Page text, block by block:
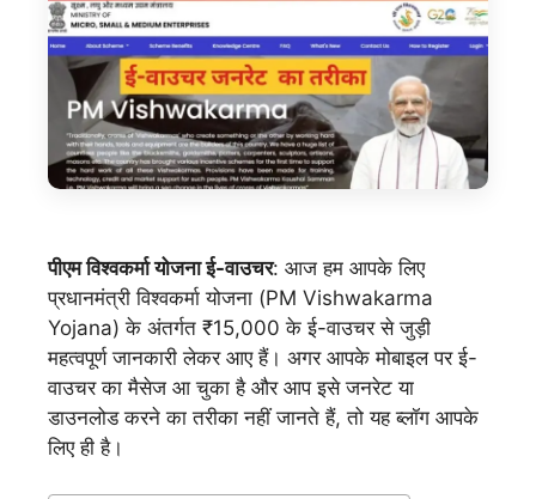
पीएम विश्वकर्मा योजना ई-वाउचर: आज हम आपके लिए
प्रधानमंत्री विश्वकर्मा योजना (PM Vishwakarma
Yojana) के अंतर्गत ₹15,000 के ई-वाउचर से जुड़ी
महत्वपूर्ण जानकारी लेकर आए हैं। अगर आपके मोबाइल पर ई-
वाउचर का मैसेज आ चुका है और आप इसे जनरेट या
डाउनलोड करने का तरीका नहीं जानते हैं, तो यह ब्लॉग आपके
लिए ही है।